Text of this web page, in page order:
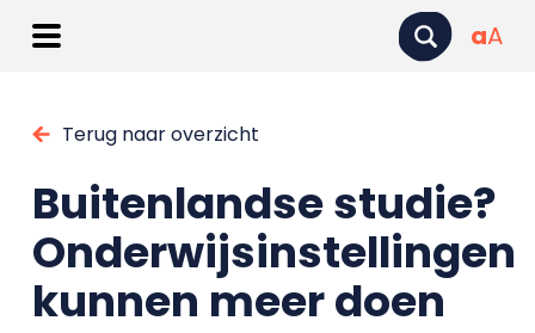
aA
Terug naar overzicht
Buitenlandse studie?
Onderwijsinstellingen
kunnen meer doen